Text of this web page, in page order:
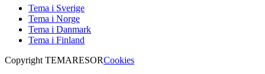
Tema i Sverige
Tema i Norge
Tema i Danmark
Tema i Finland
Copyright TEMARESORCookies